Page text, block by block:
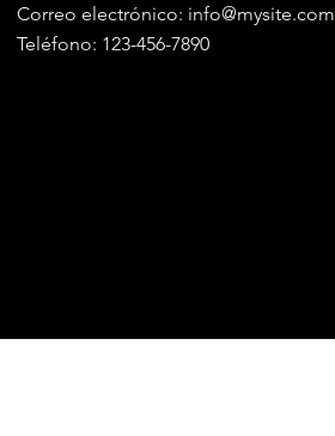
Correo electrónico: info@mysite.com
Teléfono: 123-456-7890